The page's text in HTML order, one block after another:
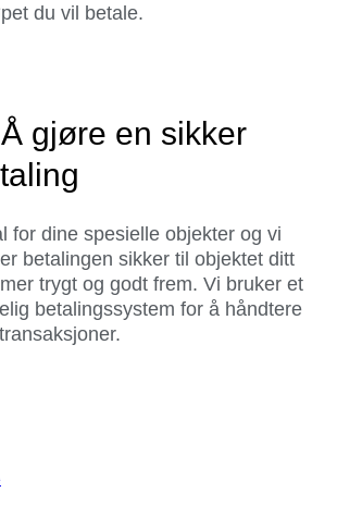
du vil betale.
Å gjøre en sikker
for dine spesielle objekter og vi
betalingen sikker til objektet ditt
trygt og godt frem. Vi bruker et
betalingssystem for å håndtere